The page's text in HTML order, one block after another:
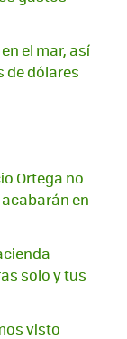
el mar, así
de dólares
Ortega no
acabarán en
solo y tus
visto